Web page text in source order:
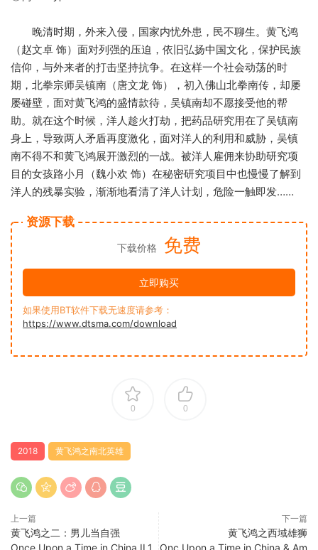
晚清时期，外来入侵，国家内忧外患，民不聊生。黄飞鸿
（赵文卓 饰）面对列强的压迫，依旧弘扬中国文化，保护民族
信仰，与外来者的打击坚持抗争。在这样一个社会动荡的时
期，北拳宗师吴镇南（唐文龙 饰），初入佛山北拳南传，却屡
屡碰壁，面对黄飞鸿的盛情款待，吴镇南却不愿接受他的帮
助。就在这个时候，洋人趁火打劫，把药品研究用在了吴镇南
身上，导致两人矛盾再度激化，面对洋人的利用和威胁，吴镇
南不得不和黄飞鸿展开激烈的一战。被洋人雇佣来协助研究项
目的女孩路小月（魏小欢 饰）在秘密研究项目中也慢慢了解到
洋人的残暴实验，渐渐地看清了洋人计划，危险一触即发……
资源下载
下载价格 免费
立即购买
如果使用BT软件下载无速度请参考：
https://www.dtsma.com/download
0 0
2018 黄飞鸿之南北英雄
上一篇
黄飞鸿之二：男儿当自强
下一篇
黄飞鸿之西域雄狮